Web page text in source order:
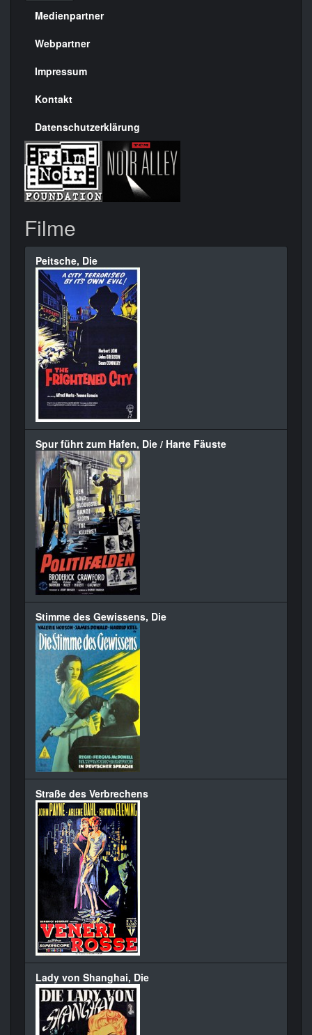
Menülinks
rechte
Seite
Medienpartner
Webpartner
Impressum
Kontakt
Datenschutzerklärung
Filme
Peitsche, Die
Spur führt zum Hafen, Die / Harte Fäuste
Stimme des Gewissens, Die
Straße des Verbrechens
Lady von Shanghai, Die